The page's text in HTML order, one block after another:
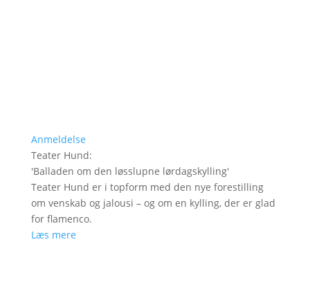
Anmeldelse
Teater Hund:
'Balladen om den løsslupne lørdagskylling'
Teater Hund er i topform med den nye forestilling
om venskab og jalousi – og om en kylling, der er glad
for flamenco.
Læs mere